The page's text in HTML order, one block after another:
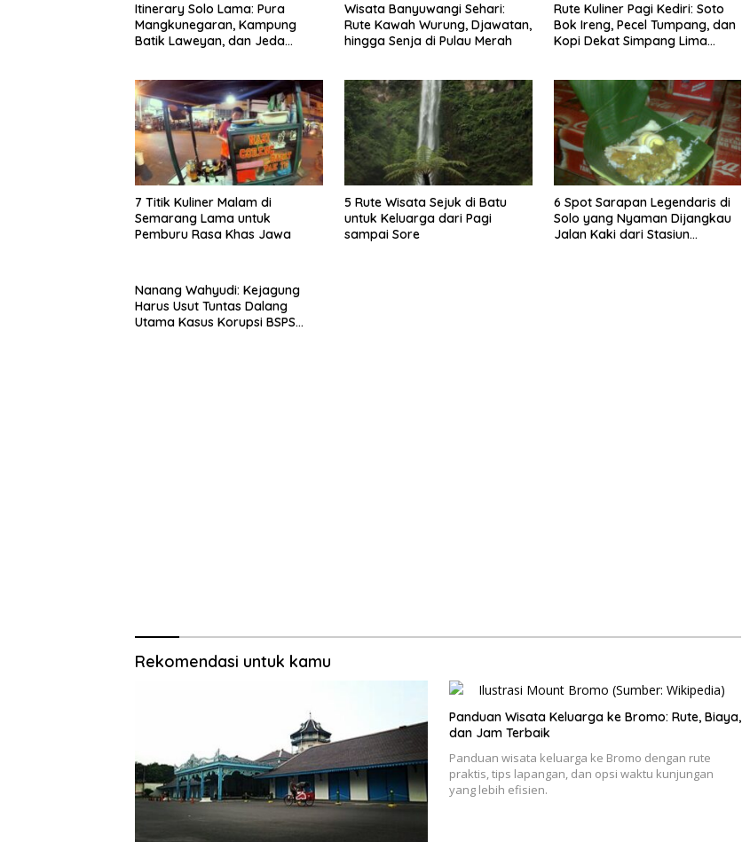
Itinerary Solo Lama: Pura
Mangkunegaran, Kampung
Batik Laweyan, dan Jeda
Wisata Banyuwangi Sehari:
Rute Kawah Wurung, Djawatan,
hingga Senja di Pulau Merah
Rute Kuliner Pagi Kediri: Soto
Bok Ireng, Pecel Tumpang, dan
Kopi Dekat Simpang Lima
7 Titik Kuliner Malam di
Semarang Lama untuk
Pemburu Rasa Khas Jawa
5 Rute Wisata Sejuk di Batu
untuk Keluarga dari Pagi
sampai Sore
6 Spot Sarapan Legendaris di
Solo yang Nyaman Dijangkau
Jalan Kaki dari Stasiun
Nanang Wahyudi: Kejagung
Harus Usut Tuntas Dalang
Utama Kasus Korupsi BSPS
Rekomendasi untuk kamu
Panduan Wisata Keluarga ke Bromo: Rute, Biaya,
dan Jam Terbaik
Panduan wisata keluarga ke Bromo dengan rute
praktis, tips lapangan, dan opsi waktu kunjungan
yang lebih efisien.